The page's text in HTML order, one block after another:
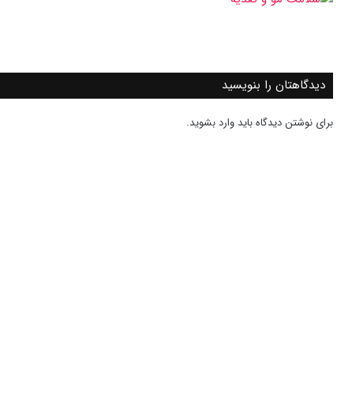
دیدگاهتان را بنویسید
برای نوشتن دیدگاه باید وارد بشوید.